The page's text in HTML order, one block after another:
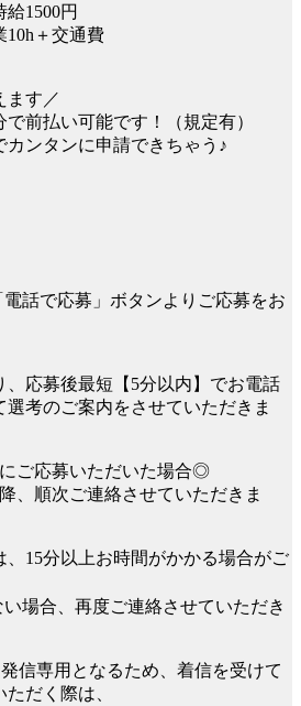
給1500円
10h＋交通費
ます／
前払い可能です！（規定有）
カンタンに申請できちゃう♪
電話で応募」ボタンよりご応募をお
、応募後最短【5分以内】でお電話
選考のご案内をさせていただきま
ご応募いただいた場合◎
、順次ご連絡させていただきま
15分以上お時間がかかる場合がご
場合、再度ご連絡させていただき
信専用となるため、着信を受けて
だく際は、